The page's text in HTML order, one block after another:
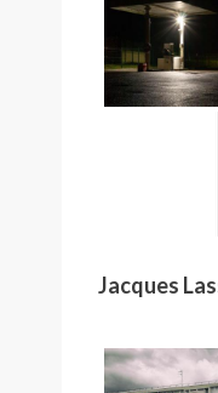
Jacques